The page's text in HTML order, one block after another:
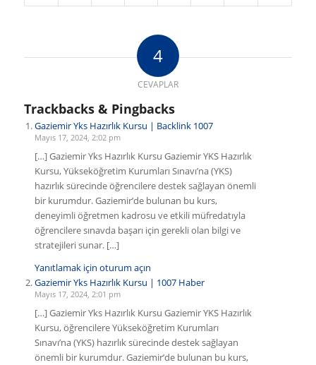
4
CEVAPLAR
Trackbacks & Pingbacks
Gaziemir Yks Hazırlık Kursu | Backlink 1007
Mayıs 17, 2024, 2:02 pm
[…] Gaziemir Yks Hazırlık Kursu Gaziemir YKS Hazırlık
Kursu, Yükseköğretim Kurumları Sınavı’na (YKS)
hazırlık sürecinde öğrencilere destek sağlayan önemli
bir kurumdur. Gaziemir’de bulunan bu kurs,
deneyimli öğretmen kadrosu ve etkili müfredatıyla
öğrencilere sınavda başarı için gerekli olan bilgi ve
stratejileri sunar. […]
Yanıtlamak için oturum açın
Gaziemir Yks Hazırlık Kursu | 1007 Haber
Mayıs 17, 2024, 2:01 pm
[…] Gaziemir Yks Hazırlık Kursu Gaziemir YKS Hazırlık
Kursu, öğrencilere Yükseköğretim Kurumları
Sınavı’na (YKS) hazırlık sürecinde destek sağlayan
önemli bir kurumdur. Gaziemir’de bulunan bu kurs,